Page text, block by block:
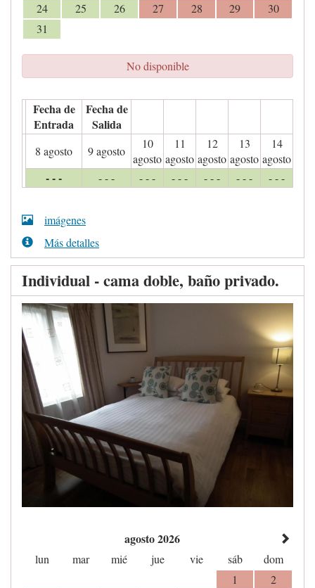
24
25 26 27 28 29
30
31
No disponible
Fecha de
Entrada
Fecha de
Salida
8 agosto 9 agosto
10
agosto
11
agosto
12
agosto
13
agosto
14
agosto
- - - - - - - - - - - - - - - - - - - - -
imágenes
Más detalles
Individual - cama doble, baño privado.
agosto 2026
lun mar mié jue vie sáb
dom
1
2